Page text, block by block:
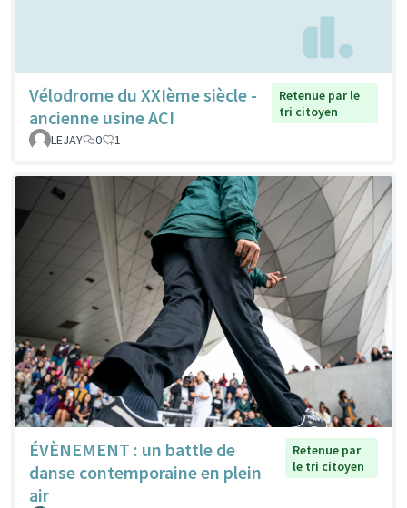
Vélodrome du XXIème siècle -
ancienne usine ACI
Retenue par le
tri citoyen
LEJAY
0 1
ÉVÈNEMENT : un battle de
danse contemporaine en plein
air
Retenue par
le tri citoyen